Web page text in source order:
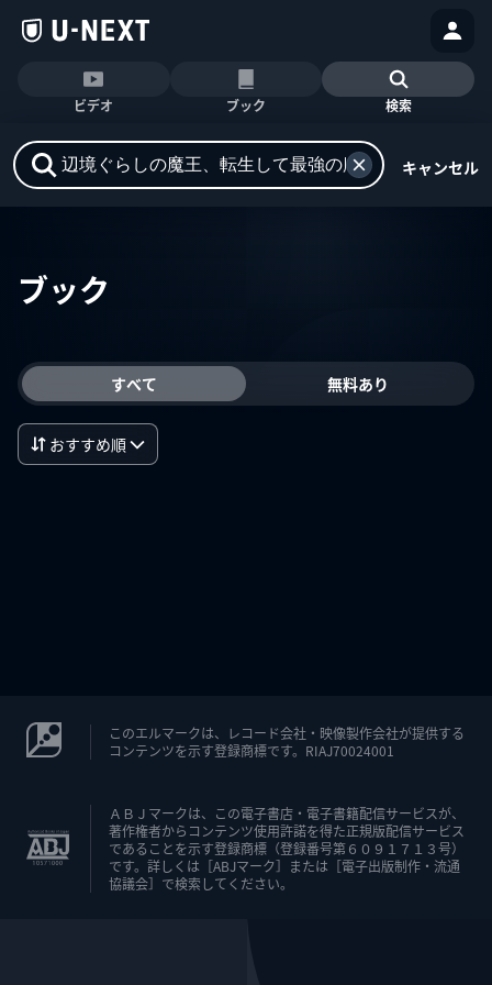
ビデオ ブック 検索
キャンセル
ブック
すべて 無料あり
おすすめ順
このエルマークは、レコード会社・映像製作会社が提供する
コンテンツを示す登録商標です。RIAJ70024001
ＡＢＪマークは、この電子書店・電子書籍配信サービスが、
著作権者からコンテンツ使用許諾を得た正規版配信サービス
であることを示す登録商標（登録番号第６０９１７１３号）
です。詳しくは［ABJマーク］または［電子出版制作・流通
協議会］で検索してください。